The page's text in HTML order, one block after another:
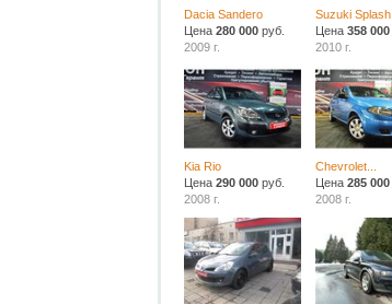
Dacia Sandero
Цена280 000 руб.
2009 г.
Suzuki Splash
Цена358 000
2010 г.
Kia Rio
Цена290 000 руб.
2008 г.
Chevrolet...
Цена285 000
2008 г.